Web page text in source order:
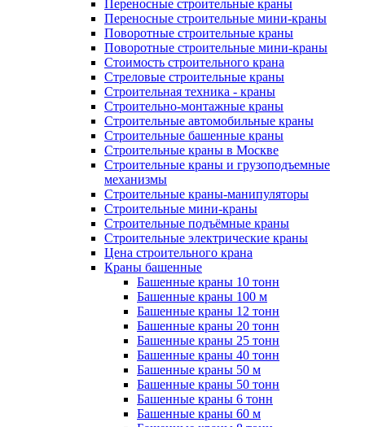
Переносные строительные краны
Переносные строительные мини-краны
Поворотные строительные краны
Поворотные строительные мини-краны
Стоимость строительного крана
Стреловые строительные краны
Строительная техника - краны
Строительно-монтажные краны
Строительные автомобильные краны
Строительные башенные краны
Строительные краны в Москве
Строительные краны и грузоподъемные
механизмы
Строительные краны-манипуляторы
Строительные мини-краны
Строительные подъёмные краны
Строительные электрические краны
Цена строительного крана
Краны башенные
Башенные краны 10 тонн
Башенные краны 100 м
Башенные краны 12 тонн
Башенные краны 20 тонн
Башенные краны 25 тонн
Башенные краны 40 тонн
Башенные краны 50 м
Башенные краны 50 тонн
Башенные краны 6 тонн
Башенные краны 60 м